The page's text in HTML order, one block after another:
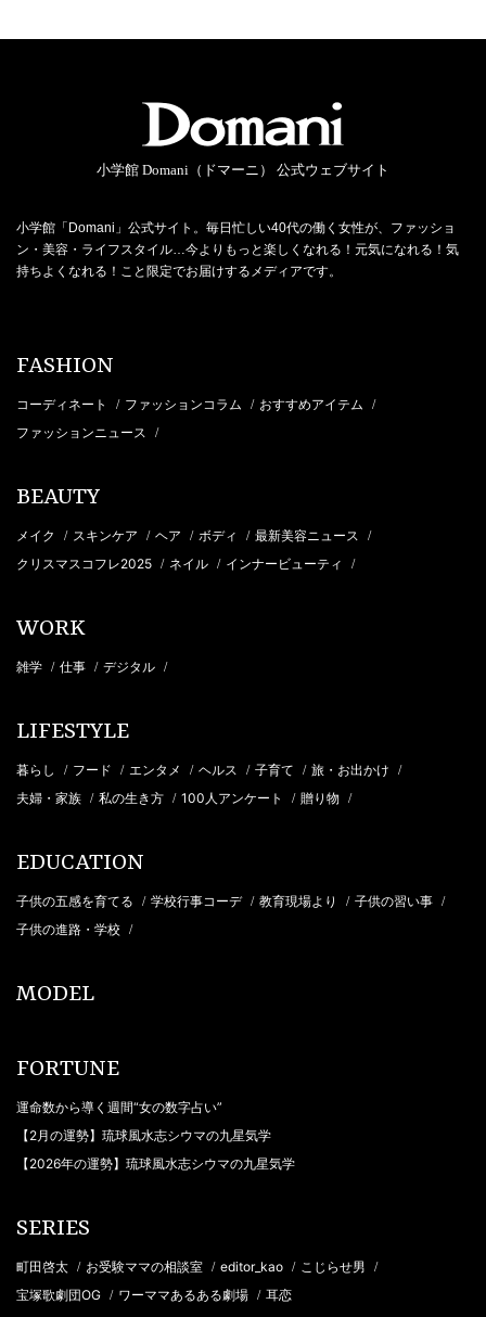
小学館 Domani（ドマーニ） 公式ウェブサイト
小学館「Domani」公式サイト。毎日忙しい40代の働く女性が、ファッショ
ン・美容・ライフスタイル…今よりもっと楽しくなれる！元気になれる！気
持ちよくなれる！こと限定でお届けするメディアです。
FASHION
コーディネート / ファッションコラム / おすすめアイテム /
ファッションニュース /
BEAUTY
メイク / スキンケア / ヘア / ボディ / 最新美容ニュース /
クリスマスコフレ2025 / ネイル / インナービューティ /
WORK
雑学 / 仕事 / デジタル /
LIFESTYLE
暮らし / フード / エンタメ / ヘルス / 子育て / 旅・お出かけ /
夫婦・家族 / 私の生き方 / 100人アンケート / 贈り物 /
EDUCATION
子供の五感を育てる / 学校行事コーデ / 教育現場より / 子供の習い事 /
子供の進路・学校 /
MODEL
FORTUNE
運命数から導く週間“女の数字占い”
【2月の運勢】琉球風水志シウマの九星気学
【2026年の運勢】琉球風水志シウマの九星気学
SERIES
町田啓太 / お受験ママの相談室 / editor_kao / こじらせ男 /
宝塚歌劇団OG / ワーママあるある劇場 / 耳恋